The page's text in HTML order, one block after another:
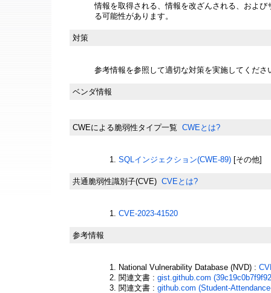
情報を取得される、情報を改ざんされる、およ
る可能性があります。
対策
参考情報を参照して適切な対策を実施してくださ
ベンダ情報
CWEによる脆弱性タイプ一覧 CWEとは?
SQLインジェクション(CWE-89) [その他]
共通脆弱性識別子(CVE) CVEとは?
CVE-2023-41520
参考情報
National Vulnerability Database (NVD) :
関連文書 : gist.github.com
関連文書 : github.com (Student-